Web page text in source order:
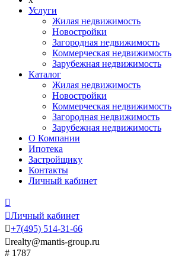
Услуги
Жилая недвижимость
Новостройки
Загородная недвижимость
Коммерческая недвижимость
Зарубежная недвижимость
Каталог
Жилая недвижимость
Новостройки
Коммерческая недвижимость
Загородная недвижимость
Зарубежная недвижимость
О Компании
Ипотека
Застройщику
Контакты
Личный кабинет

Личный кабинет
+7(495) 514-31-66
realty@mantis-group.ru
# 1787